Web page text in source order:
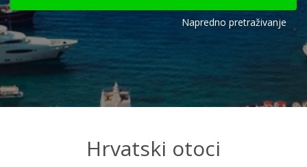
Napredno pretraživanje
Hrvatski otoci